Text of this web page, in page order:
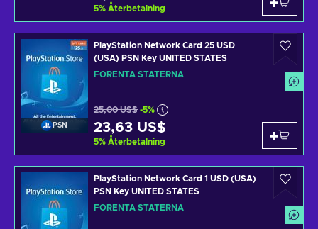
5% Återbetalning
PSN
PlayStation Network Card 25 USD
(USA) PSN Key UNITED STATES
FÖRENTA STATERNA
25,00 US$ -5%
23,63 US$
5% Återbetalning
PlayStation Network Card 1 USD (USA)
PSN Key UNITED STATES
FÖRENTA STATERNA